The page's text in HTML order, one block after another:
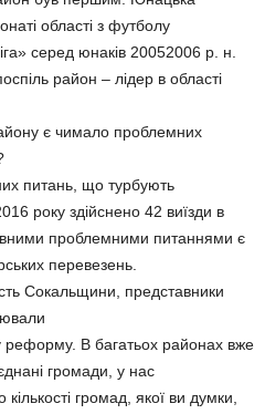
області з футболу
серед юнаків 20052006 р. н.
район – лідер в області
є чимало проблемних
питань, що турбують
року здійснено 42 виїзди в
проблемними питаннями є
перевезень.
Сокальщини, представники
реформу. В багатьох районах вже
громади, у нас
кількості громад, якої ви думки,